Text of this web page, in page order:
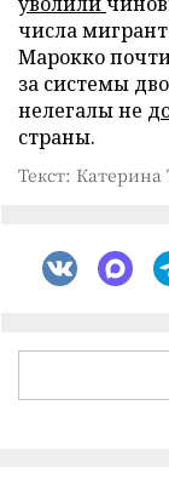
числа
Марокко
за системы
нелегалы не
страны.
Текст: Катерина